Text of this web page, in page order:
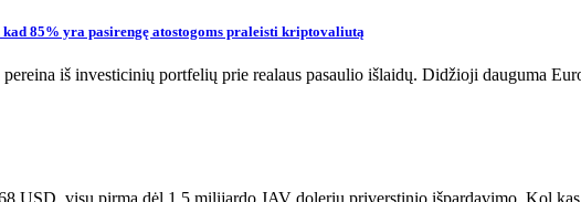
85% yra pasirengę atostogoms praleisti kriptovaliutą
iš investicinių portfelių prie realaus pasaulio išlaidų. Didžioji dauguma